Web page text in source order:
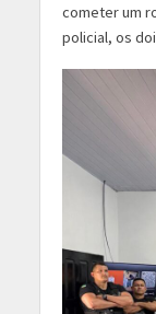
cometer um
policial, os